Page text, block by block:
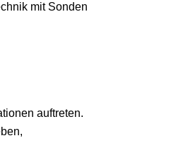
mit Sonden
auftreten.